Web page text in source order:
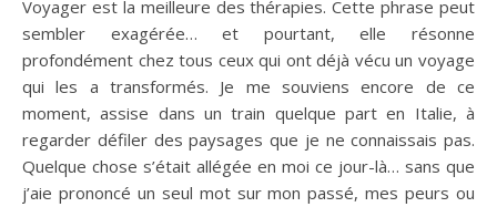
Voyager est la meilleure des thérapies. Cette phrase peut
sembler exagérée… et pourtant, elle résonne
profondément chez tous ceux qui ont déjà vécu un voyage
qui les a transformés. Je me souviens encore de ce
moment, assise dans un train quelque part en Italie, à
regarder défiler des paysages que je ne connaissais pas.
Quelque chose s’était allégée en moi ce jour-là… sans que
j’aie prononcé un seul mot sur mon passé, mes peurs ou